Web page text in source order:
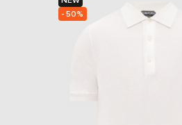
- 50%